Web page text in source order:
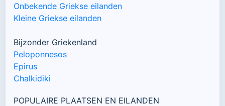
Onbekende Griekse eilanden
Kleine Griekse eilanden
Bijzonder Griekenland
Peloponnesos
Epirus
Chalkidiki
POPULAIRE PLAATSEN EN EILANDEN